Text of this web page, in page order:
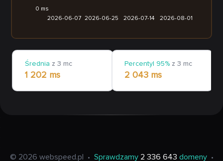
2026-06-07 2026-06-25 2026-07-14 2026-08-01
0 ms
Średnia z 3 mc
1 202 ms
Percentyl 95% z 3 mc
2 043 ms
© 2026 webspeed.pl • Sprawdzamy 2 336 643 domeny •